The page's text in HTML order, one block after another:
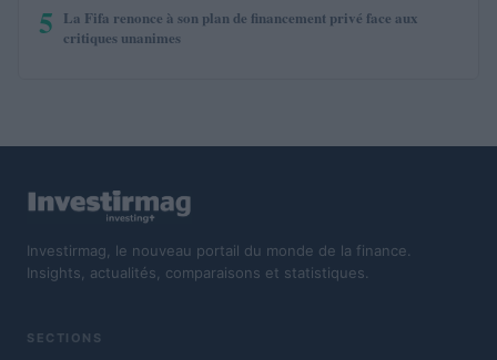
5 La Fifa renonce à son plan de financement privé face aux
critiques unanimes
Investirmag, le nouveau portail du monde de la finance.
Insights, actualités, comparaisons et statistiques.
SECTIONS